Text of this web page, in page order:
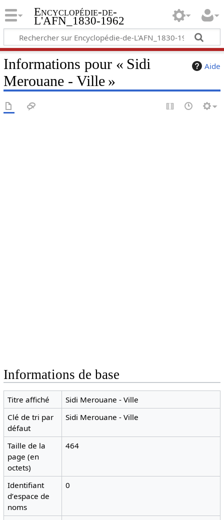
Encyclopédie-de-
L'AFN_1830-1962
Aide
Informations pour « Sidi
Merouane - Ville »
Informations de base
Titre affiché
Sidi Merouane - Ville
Clé de tri par
défaut
Sidi Merouane - Ville
Taille de la
page (en
octets)
464
Identifiant
dʼespace de
noms
0